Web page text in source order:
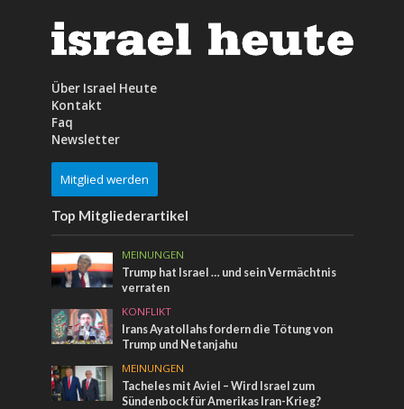
Über Israel Heute
Kontakt
Faq
Newsletter
Mitglied werden
Top Mitgliederartikel
MEINUNGEN
Trump hat Israel … und sein Vermächtnis
verraten
KONFLIKT
Irans Ayatollahs fordern die Tötung von
Trump und Netanjahu
MEINUNGEN
Tacheles mit Aviel – Wird Israel zum
Sündenbock für Amerikas Iran-Krieg?